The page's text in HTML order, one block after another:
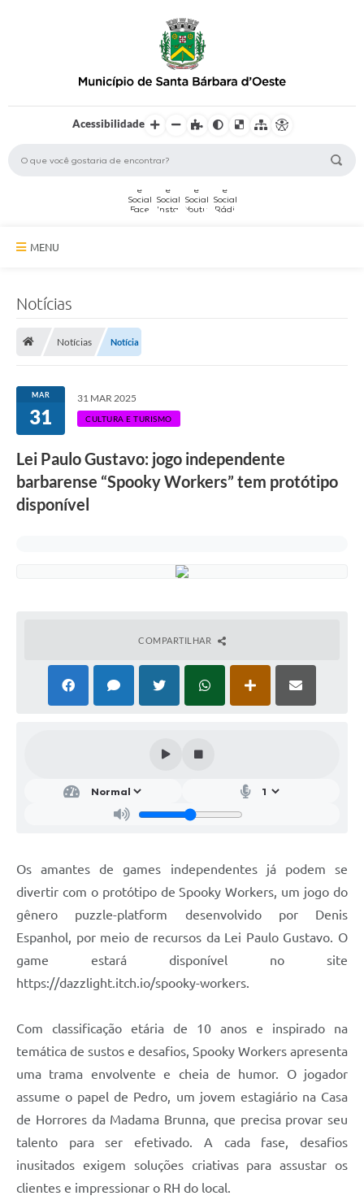
Acessibilidade
MENU
Serviços Online
Transparência
Legislação
Covid-19
Certidão Negativa de Empresa
Lei Aldir Blanc
Principal
Galeria de Fotos
Galeria de Vídeos
Links
Enquete
Jornal
Agenda
Notícias
Notícias Notícia
MAR
31
31 MAR 2025
CULTURA E TURISMO
Lei Paulo Gustavo: jogo independente
barbarense “Spooky Workers” tem protótipo
disponível
COMPARTILHAR
Os amantes de games independentes já podem se
divertir com o protótipo de Spooky Workers, um jogo do
gênero puzzle-platform desenvolvido por Denis
Espanhol, por meio de recursos da Lei Paulo Gustavo. O
game estará disponível no site
https://dazzlight.itch.io/spooky-workers.
Com classificação etária de 10 anos e inspirado na
temática de sustos e desafios, Spooky Workers apresenta
uma trama envolvente e cheia de humor. O jogador
assume o papel de Pedro, um jovem estagiário na Casa
de Horrores da Madama Brunna, que precisa provar seu
talento para ser efetivado. A cada fase, desafios
inusitados exigem soluções criativas para assustar os
clientes e impressionar o RH do local.